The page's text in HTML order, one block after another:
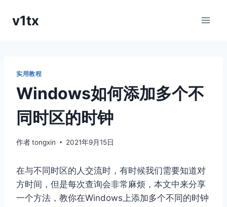
v1tx
实用教程
Windows如何添加多个不
同时区的时钟
作者tongxin 2021年9月15日
在与不同时区的人交流时，有时候我们需要知道对
方时间，但是每次查询会非常麻烦，本文中来分享
一个方法，教你在Windows上添加多个不同的时钟